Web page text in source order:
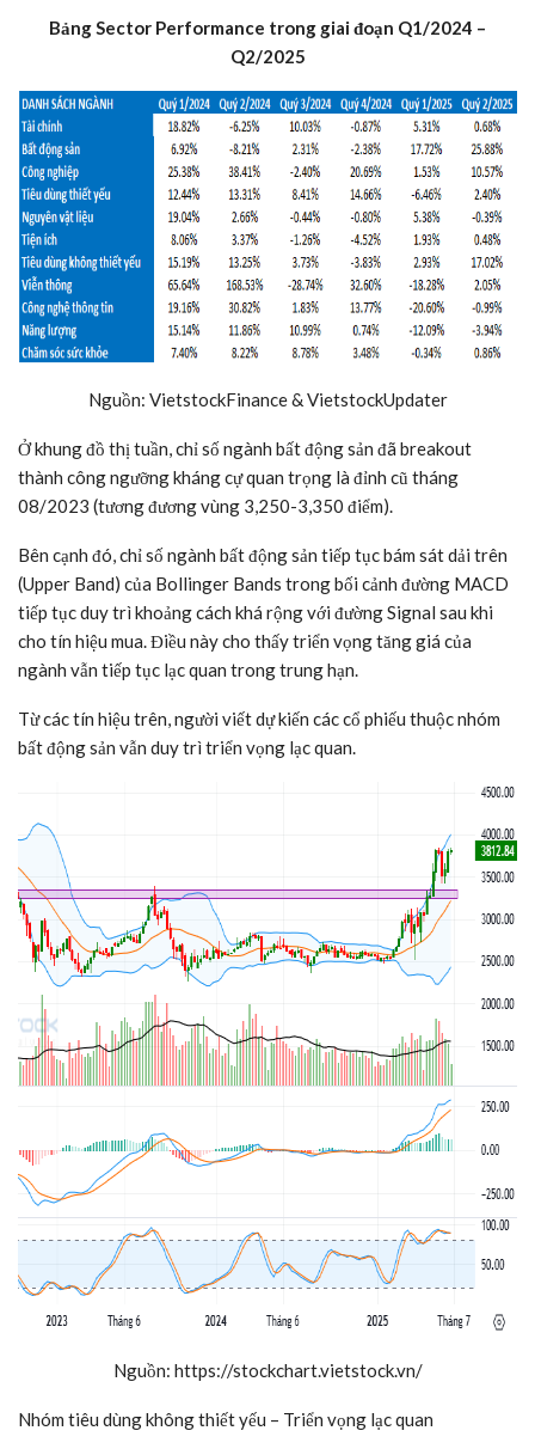
Bảng Sector Performance trong giai đoạn Q1/2024 –
Q2/2025
Nguồn: VietstockFinance & VietstockUpdater
Ở khung đồ thị tuần, chỉ số ngành bất động sản đã breakout
thành công ngưỡng kháng cự quan trọng là đỉnh cũ tháng
08/2023 (tương đương vùng 3,250-3,350 điểm).
Bên cạnh đó, chỉ số ngành bất động sản tiếp tục bám sát dải trên
(Upper Band) của Bollinger Bands trong bối cảnh đường MACD
tiếp tục duy trì khoảng cách khá rộng với đường Signal sau khi
cho tín hiệu mua. Điều này cho thấy triển vọng tăng giá của
ngành vẫn tiếp tục lạc quan trong trung hạn.
Từ các tín hiệu trên, người viết dự kiến các cổ phiếu thuộc nhóm
bất động sản vẫn duy trì triển vọng lạc quan.
Nguồn: https://stockchart.vietstock.vn/
Nhóm tiêu dùng không thiết yếu – Triển vọng lạc quan